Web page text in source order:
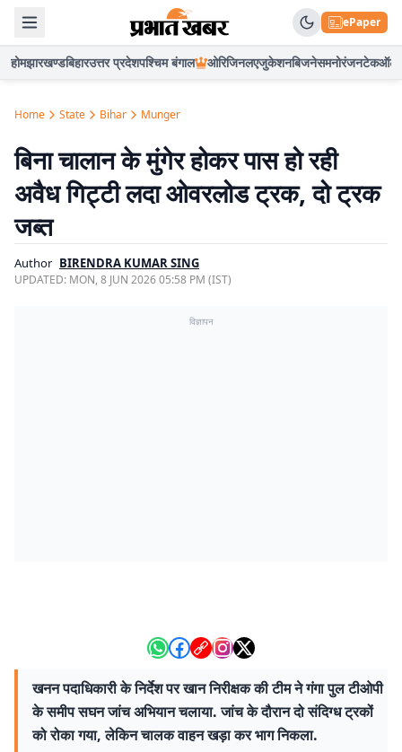
ePaper
होमझारखण्डबिहारउत्तर प्रदेशपश्चिम बंगाल ओरिजिनलएजुकेशनबिजनेसमनोरंजनटेकऑटो
Home State Bihar Munger
बिना चालान के मुंगेर होकर पास हो रही
अवैध गिट्टी लदा ओवरलोड ट्रक, दो ट्रक
जब्त
Author BIRENDRA KUMAR SING
UPDATED: MON, 8 JUN 2026 05:58 PM (IST)
विज्ञापन
खनन पदाधिकारी के निर्देश पर खान निरीक्षक की टीम ने गंगा पुल टीओपी
के समीप सघन जांच अभियान चलाया. जांच के दौरान दो संदिग्ध ट्रकों
को रोका गया, लेकिन चालक वाहन खड़ा कर भाग निकला.